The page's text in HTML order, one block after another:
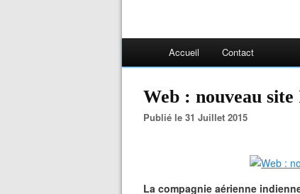
Accueil Contact
Web : nouveau
Publié le 31 Juillet 2015
La compagnie aérienne